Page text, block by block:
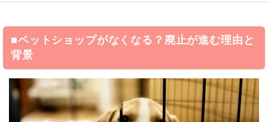
■ペットショップがなくなる？廃止が進む理由と
背景